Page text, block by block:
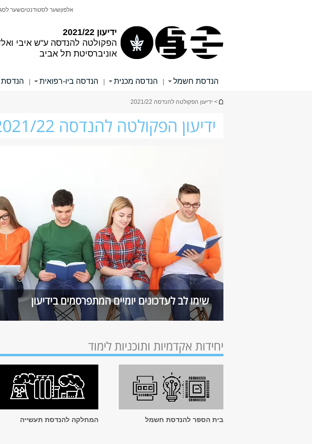
ידיעון 2021/22
הפקולטה להנדסה ע"ש איבי
אוניברסיטת תל אביב
אלפוןשער לסטודנטיםשער
הנדסת חשמל | הנדסה מכנית | הנדסה ביו-רפואית | הנדסת
הינך נמצא כאן
> ידיעון הפקולטה להנדסה 2021/22
ידיעון הפקולטה להנדסה 2021/22
שימו לב לעדכונים יומיים המתפרסמים בידיעון
יחידות אקדמיות ותוכניות לימוד
בית הספר להנדסת חשמל המחלקה להנדסת תעשייה